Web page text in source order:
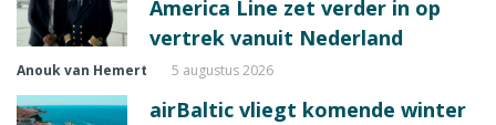
America Line zet verder in op
vertrek vanuit Nederland
Anouk van Hemert 5 augustus 2026
airBaltic vliegt komende winter